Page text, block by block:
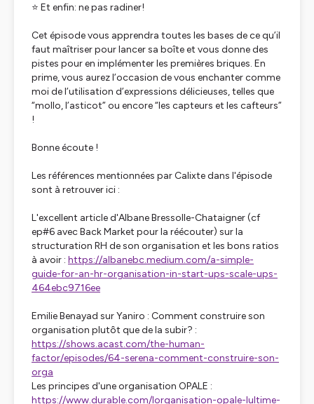
⭐ Et enfin: ne pas radiner!
Cet épisode vous apprendra toutes les bases de ce qu’il
faut maîtriser pour lancer sa boîte et vous donne des
pistes pour en implémenter les premières briques. En
prime, vous aurez l’occasion de vous enchanter comme
moi de l’utilisation d’expressions délicieuses, telles que
“mollo, l’asticot” ou encore “les capteurs et les cafteurs”
!
Bonne écoute !
Les références mentionnées par Calixte dans l'épisode
sont à retrouver ici :
L'excellent article d'Albane Bressolle-Chataigner (cf
ep#6 avec Back Market pour la réécouter) sur la
structuration RH de son organisation et les bons ratios
à avoir : https://albanebc.medium.com/a-simple-
guide-for-an-hr-organisation-in-start-ups-scale-ups-
464ebc9716ee
Emilie Benayad sur Yaniro : Comment construire son
organisation plutôt que de la subir? :
https://shows.acast.com/the-human-
factor/episodes/64-serena-comment-construire-son-
orga
Les principes d'une organisation OPALE :
https://www.durable.com/lorganisation-opale-lultime-